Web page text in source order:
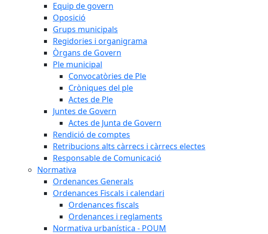
Equip de govern
Oposició
Grups municipals
Regidories i organigrama
Òrgans de Govern
Ple municipal
Convocatòries de Ple
Cròniques del ple
Actes de Ple
Juntes de Govern
Actes de Junta de Govern
Rendició de comptes
Retribucions alts càrrecs i càrrecs electes
Responsable de Comunicació
Normativa
Ordenances Generals
Ordenances Fiscals i calendari
Ordenances fiscals
Ordenances i reglaments
Normativa urbanística - POUM